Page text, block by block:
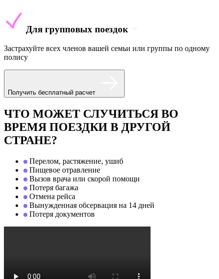
Для групповых поездок
Застрахуйте всех членов вашей семьи или группы по одному
полису
Получить бесплатный расчет
ЧТО МОЖЕТ СЛУЧИТЬСЯ ВО
ВРЕМЯ ПОЕЗДКИ В ДРУГОЙ
СТРАНЕ?
Перелом, растяжение, ушиб
Пищевое отравление
Вызов врача или скорой помощи
Потеря багажа
Отмена рейса
Вынужденная обсервация на 14 дней
Потеря документов